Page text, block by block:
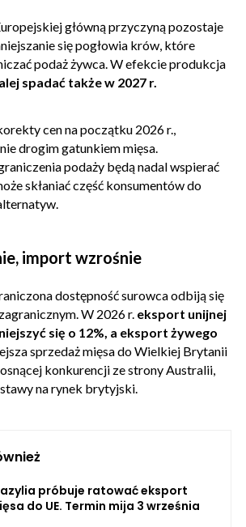
główną przyczyną pozostaje
się pogłowia krów, które
podaż żywca. W efekcie produkcja
spadać także w 2027 r.
cen na początku 2026 r.,
drogim gatunkiem mięsa.
podaży będą nadal wspierać
skłaniać część konsumentów do
import wzrośnie
dostępność surowca odbiją się
W 2026 r. eksport unijnej
się o 12%, a eksport żywego
sprzedaż mięsa do Wielkiej Brytanii
konkurencji ze strony Australii,
na rynek brytyjski.
próbuje ratować eksport
do UE. Termin mija 3 września